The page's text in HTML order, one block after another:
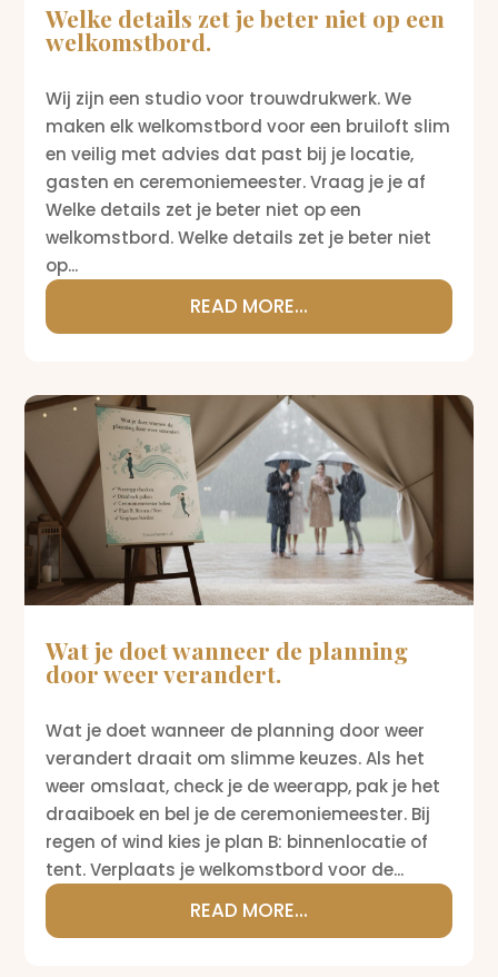
Welke details zet je beter niet op een
welkomstbord.
Wij zijn een studio voor trouwdrukwerk. We
maken elk welkomstbord voor een bruiloft slim
en veilig met advies dat past bij je locatie,
gasten en ceremoniemeester. Vraag je je af
Welke details zet je beter niet op een
welkomstbord. Welke details zet je beter niet
op...
READ MORE...
Wat je doet wanneer de planning
door weer verandert.
Wat je doet wanneer de planning door weer
verandert draait om slimme keuzes. Als het
weer omslaat, check je de weerapp, pak je het
draaiboek en bel je de ceremoniemeester. Bij
regen of wind kies je plan B: binnenlocatie of
tent. Verplaats je welkomstbord voor de...
READ MORE...